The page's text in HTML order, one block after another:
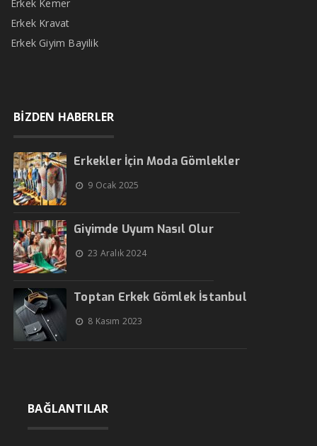
Erkek Kemer
Erkek Kravat
Erkek Giyim Bayilik
BİZDEN HABERLER
Erkekler İçin Moda Gömlekler
9 Ocak 2025
Giyimde Uyum Nasıl Olur
23 Aralık 2024
Toptan Erkek Gömlek İstanbul
8 Kasım 2023
BAĞLANTILAR